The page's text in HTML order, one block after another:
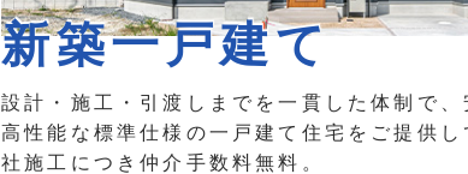
新築一戸建て
設計・施工・引渡しまでを一貫した体制で、
高性能な標準仕様の一戸建て住宅をご提供し
社施工につき仲介手数料無料。